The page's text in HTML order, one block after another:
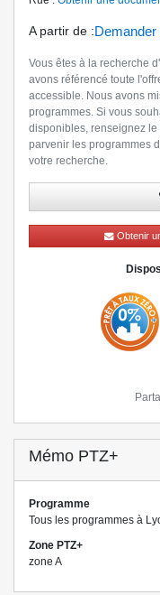
A partir de :Demander
Vous êtes à la recherche
avons référencé toute
accessible. Nous avons
programmes. Si vous
disponibles, renseignez
parvenir les programmes
votre recherche.
» Lire la suite
Obtenir
Mémo PTZ+
Programme
Tous les programmes à
Zone PTZ+
zone A